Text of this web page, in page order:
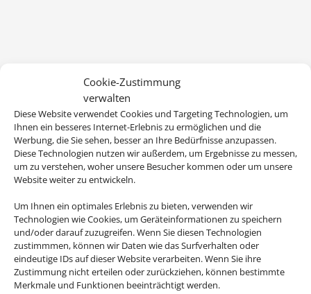
Cookie-Zustimmung
verwalten
Diese Website verwendet Cookies und Targeting Technologien, um
Ihnen ein besseres Internet-Erlebnis zu ermöglichen und die
Werbung, die Sie sehen, besser an Ihre Bedürfnisse anzupassen.
Diese Technologien nutzen wir außerdem, um Ergebnisse zu messen,
um zu verstehen, woher unsere Besucher kommen oder um unsere
Website weiter zu entwickeln.
Um Ihnen ein optimales Erlebnis zu bieten, verwenden wir
Technologien wie Cookies, um Geräteinformationen zu speichern
und/oder darauf zuzugreifen. Wenn Sie diesen Technologien
zustimmmen, können wir Daten wie das Surfverhalten oder
eindeutige IDs auf dieser Website verarbeiten. Wenn Sie ihre
Zustimmung nicht erteilen oder zurückziehen, können bestimmte
Merkmale und Funktionen beeinträchtigt werden.
Wir brauchen Ihre Einwilligung
werden ggf. personenbezogene Daten verarbeitet.
COOKIES AKZEPTIEREN